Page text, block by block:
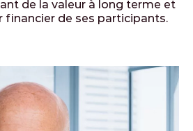
de la valeur à long terme et
financier de ses participants.